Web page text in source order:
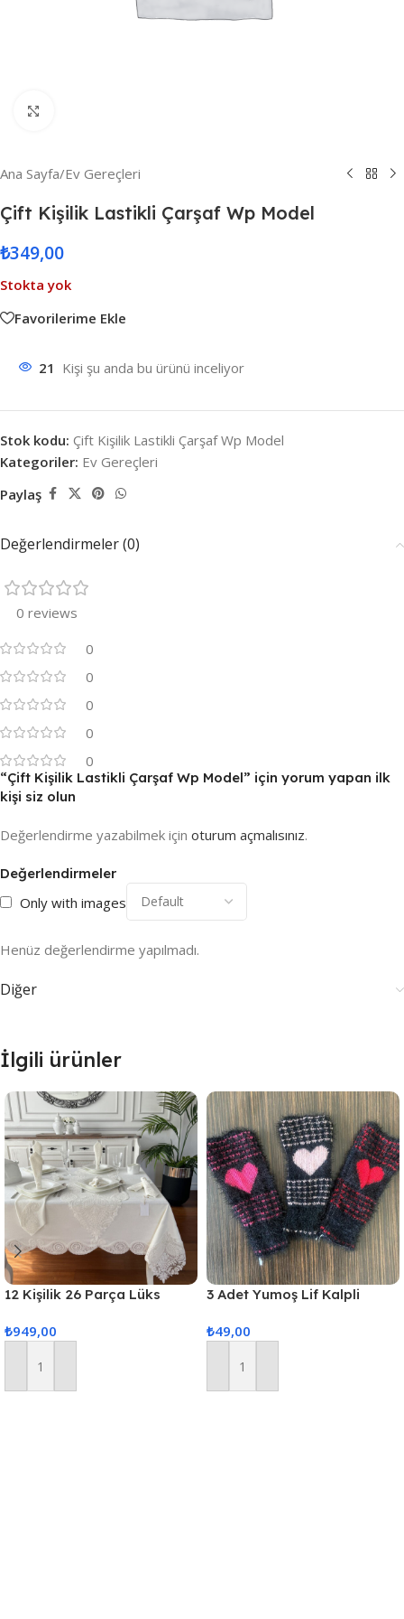
Ana Sayfa/Ev Gereçleri
Çift Kişilik Lastikli Çarşaf Wp Model
₺349,00
Stokta yok
Favorilerime Ekle
21 Kişi şu anda bu ürünü inceliyor
Stok kodu: Çift Kişilik Lastikli Çarşaf Wp Model
Kategoriler: Ev Gereçleri
Paylaş
Değerlendirmeler (0)
0 reviews
0
0
0
0
0
Değerlendirmeler
Only with images
Henüz değerlendirme yapılmadı.
“Çift Kişilik Lastikli Çarşaf Wp Model” için yorum yapan ilk
kişi siz olun
Değerlendirme yazabilmek için oturum açmalısınız.
Diğer
İlgili ürünler
12 Kişilik 26 Parça Lüks
Masa Örtüsü Seti
₺949,00
Sepete Ekle
3 Adet Yumoş Lif Kalpli
₺49,00
Sepete Ekle